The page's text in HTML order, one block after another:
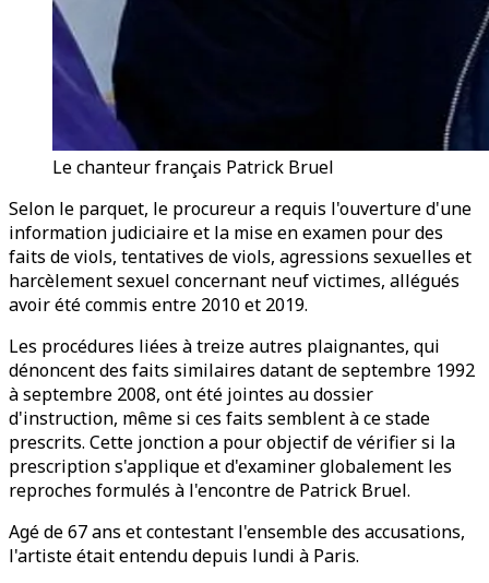
Le chanteur français Patrick Bruel
Selon le parquet, le procureur a requis l'ouverture d'une
information judiciaire et la mise en examen pour des
faits de viols, tentatives de viols, agressions sexuelles et
harcèlement sexuel concernant neuf victimes, allégués
avoir été commis entre 2010 et 2019.
Les procédures liées à treize autres plaignantes, qui
dénoncent des faits similaires datant de septembre 1992
à septembre 2008, ont été jointes au dossier
d'instruction, même si ces faits semblent à ce stade
prescrits. Cette jonction a pour objectif de vérifier si la
prescription s'applique et d'examiner globalement les
reproches formulés à l'encontre de Patrick Bruel.
Agé de 67 ans et contestant l'ensemble des accusations,
l'artiste était entendu depuis lundi à Paris.